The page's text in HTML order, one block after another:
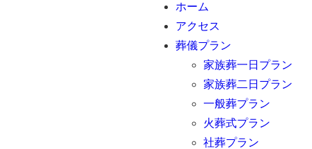
ホーム
アクセス
葬儀プラン
家族葬一日プラン
家族葬二日プラン
一般葬プラン
火葬式プラン
社葬プラン